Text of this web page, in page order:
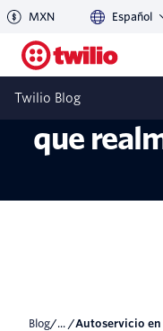
MXN Español
Twilio Blog
la IA:
que
blog/... / Autoservicio en